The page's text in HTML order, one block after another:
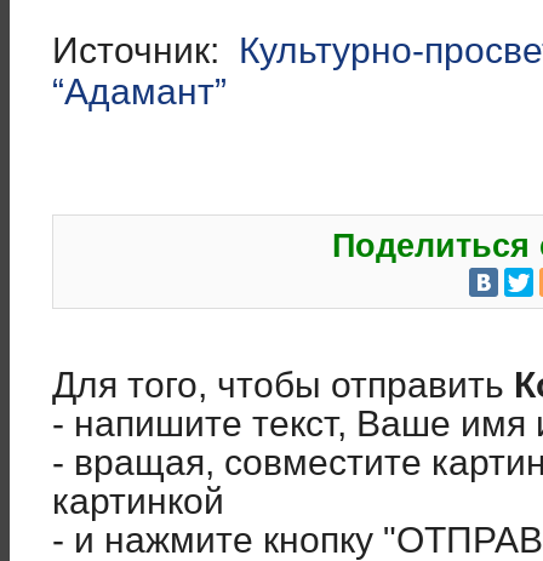
Источник:
Культурно-
“Адамант”
Поделиться
Для того, чтобы отправить
- напишите текст, Ваше имя
- вращая, совместите
картинкой
- и нажмите кнопку